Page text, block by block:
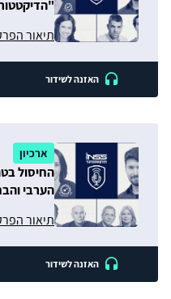
תיאור
האזנה לשידור
ארכיון
החיסול
הערבי
תיאור
האזנה לשידור